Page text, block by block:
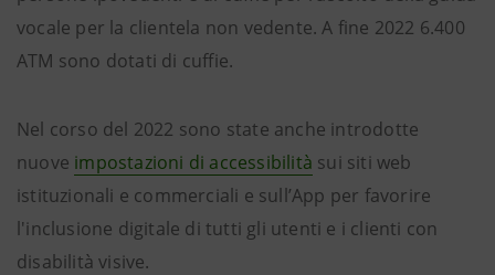
vocale per la clientela non vedente. A fine 2022 6.400
ATM sono dotati di cuffie.
Nel corso del 2022 sono state anche introdotte
nuove impostazioni di accessibilità sui siti web
istituzionali e commerciali e sull’App per favorire
l'inclusione digitale di tutti gli utenti e i clienti con
disabilità visive.